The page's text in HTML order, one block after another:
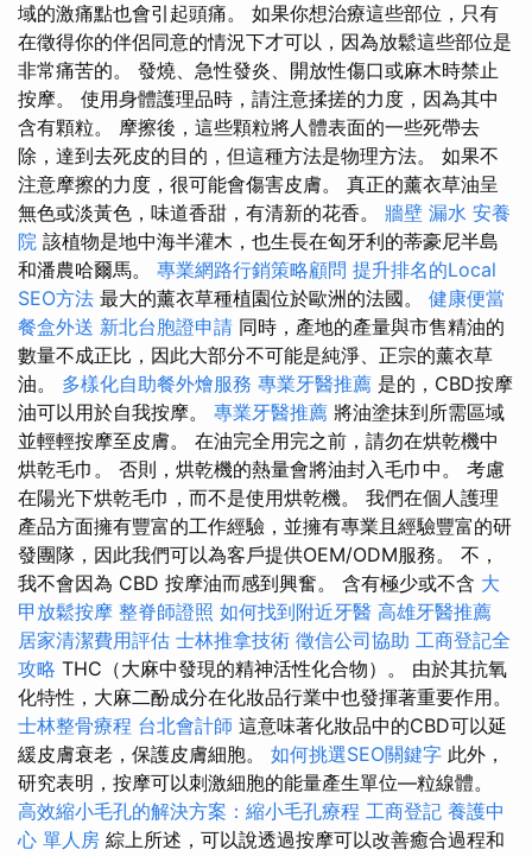
域的激痛點也會引起頭痛。 如果你想治療這些部位，只有
在徵得你的伴侶同意的情況下才可以，因為放鬆這些部位是
非常痛苦的。 發燒、急性發炎、開放性傷口或麻木時禁止
按摩。 使用身體護理品時，請注意揉搓的力度，因為其中
含有顆粒。 摩擦後，這些顆粒將人體表面的一些死帶去
除，達到去死皮的目的，但這種方法是物理方法。 如果不
注意摩擦的力度，很可能會傷害皮膚。 真正的薰衣草油呈
無色或淡黃色，味道香甜，有清新的花香。 牆壁 漏水 安養
院 該植物是地中海半灌木，也生長在匈牙利的蒂豪尼半島
和潘農哈爾馬。 專業網路行銷策略顧問 提升排名的Local
SEO方法 最大的薰衣草種植園位於歐洲的法國。 健康便當
餐盒外送 新北台胞證申請 同時，產地的產量與市售精油的
數量不成正比，因此大部分不可能是純淨、正宗的薰衣草
油。 多樣化自助餐外燴服務 專業牙醫推薦 是的，CBD按摩
油可以用於自我按摩。 專業牙醫推薦 將油塗抹到所需區域
並輕輕按摩至皮膚。 在油完全用完之前，請勿在烘乾機中
烘乾毛巾。 否則，烘乾機的熱量會將油封入毛巾中。 考慮
在陽光下烘乾毛巾，而不是使用烘乾機。 我們在個人護理
產品方面擁有豐富的工作經驗，並擁有專業且經驗豐富的研
發團隊，因此我們可以為客戶提供OEM/ODM服務。 不，
我不會因為 CBD 按摩油而感到興奮。 含有極少或不含 大
甲放鬆按摩 整脊師證照 如何找到附近牙醫 高雄牙醫推薦
居家清潔費用評估 士林推拿技術 徵信公司協助 工商登記全
攻略 THC（大麻中發現的精神活性化合物）。 由於其抗氧
化特性，大麻二酚成分在化妝品行業中也發揮著重要作用。
士林整骨療程 台北會計師 這意味著化妝品中的CBD可以延
緩皮膚衰老，保護皮膚細胞。 如何挑選SEO關鍵字 此外，
研究表明，按摩可以刺激細胞的能量產生單位—粒線體。
高效縮小毛孔的解決方案：縮小毛孔療程 工商登記 養護中
心 單人房 綜上所述，可以說透過按摩可以改善癒合過程和